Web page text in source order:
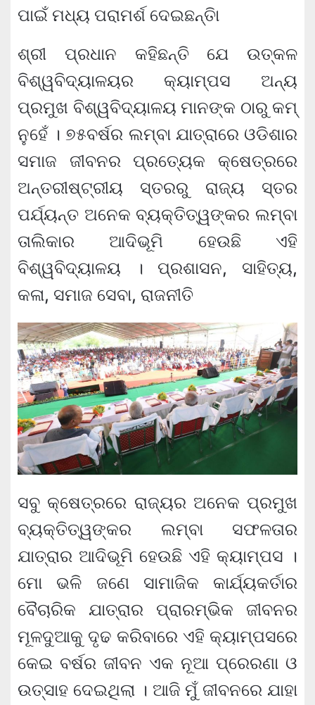
ପାଇଁ ମଧ୍ୟ ପରାମର୍ଶ ଦେଇଛନ୍ତିା
ଶ୍ରୀ ପ୍ରଧାନ କହିଛନ୍ତି ଯେ ଉତ୍କଳ
ବିଶ୍ୱବିଦ୍ୟାଳୟର କ୍ୟାମ୍ପସ ଅନ୍ୟ
ପ୍ରମୁଖ ବିଶ୍ୱବିଦ୍ୟାଳୟ ମାନଙ୍କ ଠାରୁ କମ୍
ନୁହେଁ । ୭୫ବର୍ଷର ଲମ୍ବା ଯାତ୍ରାରେ ଓଡିଶାର
ସମାଜ ଜୀବନର ପ୍ରତ୍ୟେକ କ୍ଷେତ୍ରରେ
ଅନ୍ତରୀଷ୍ଟ୍ରୀୟ ସ୍ତରରୁ ରାଜ୍ୟ ସ୍ତର
ପର୍ଯ୍ୟନ୍ତ ଅନେକ ବ୍ୟକ୍ତିତ୍ୱଙ୍କର ଲମ୍ବା
ତାଲିକାର ଆଦିଭୂମି ହେଉଛି ଏହି
ବିଶ୍ୱବିଦ୍ୟାଳୟ । ପ୍ରଶାସନ, ସାହିତ୍ୟ,
କଳା, ସମାଜ ସେବା, ରାଜନୀତି
ସବୁ କ୍ଷେତ୍ରରେ ରାଜ୍ୟର ଅନେକ ପ୍ରମୁଖ
ବ୍ୟକ୍ତିତ୍ୱଙ୍କର ଲମ୍ବା ସଫଳତାର
ଯାତ୍ରାର ଆଦିଭୂମି ହେଉଛି ଏହି କ୍ୟାମ୍ପସ ।
ମୋ ଭଳି ଜଣେ ସାମାଜିକ କାର୍ଯ୍ୟକର୍ତାର
ବୈଚାରିକ ଯାତ୍ରାର ପ୍ରାରମ୍ଭିକ ଜୀବନର
ମୂଳଦୁଆକୁ ଦୃଢ କରିବାରେ ଏହି କ୍ୟାମ୍ପସରେ
କେଇ ବର୍ଷର ଜୀବନ ଏକ ନୂଆ ପ୍ରେରଣା ଓ
ଉତ୍ସାହ ଦେଇଥିଲା । ଆଜି ମୁଁ ଜୀବନରେ ଯାହା